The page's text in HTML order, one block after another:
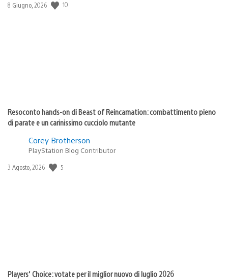
Data
8 Giugno, 2026 10
Resoconto hands-on di Beast of Reincarnation: combattimento pieno
di parate e un carinissimo cucciolo mutante
Corey Brotherson
PlayStation Blog Contributor
Data
3 Agosto, 2026 5
Players’ Choice: votate per il miglior nuovo di luglio 2026